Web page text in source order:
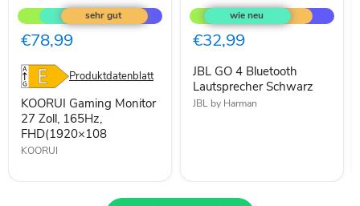
Gaming
Monitor
27
Zoll,
165Hz,
FHD(1920×108
€78,99
Produktdatenblatt
KOORUI Gaming Monitor
27 Zoll, 165Hz,
FHD(1920×108
KOORUI
GO
4
Bluetooth
Lautsprecher
€32,99
JBL GO 4 Bluetooth
Lautsprecher Schwarz
JBL by Harman